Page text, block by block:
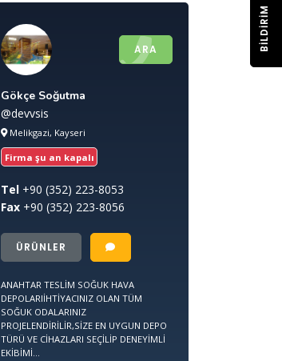
ARA
Gökçe Soğutma
@devvsis
Melikgazi, Kayseri
Firma şu an kapalı
Tel +90 (352) 223-8053
Fax +90 (352) 223-8056
ÜRÜNLER
ANAHTAR TESLİM SOĞUK HAVA
DEPOLARIİHTİYACINIZ OLAN TÜM
SOĞUK ODALARINIZ
PROJELENDİRİLİR,SİZE EN UYGUN DEPO
TÜRÜ VE CİHAZLARI SEÇİLİP DENEYİMLİ
EKİBİMİ...
BILDIRIM